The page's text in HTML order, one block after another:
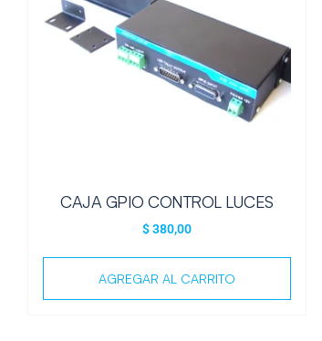
CAJA GPIO CONTROL LUCES
$380,00
AGREGAR AL CARRITO